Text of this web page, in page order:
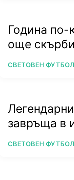
Година по-
още
ПОВЕЧЕ ОТ
СВЕТОВЕН ФУТБОЛ
завръща в
ПОВЕЧЕ ОТ
СВЕТОВЕН ФУТБОЛ